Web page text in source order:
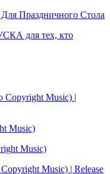
Праздничного Стола
для тех, кто
Copyright Music) |
Music)
Music)
Music) | Release